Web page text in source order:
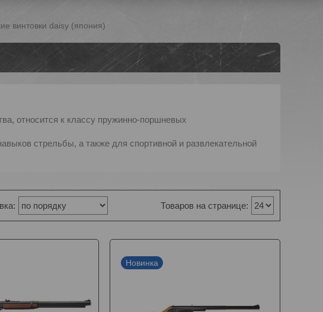
винтовки daisy (япония)
относится к классу пружинно-поршневых
стрельбы, а также для спортивной и развлекательной
Новинка